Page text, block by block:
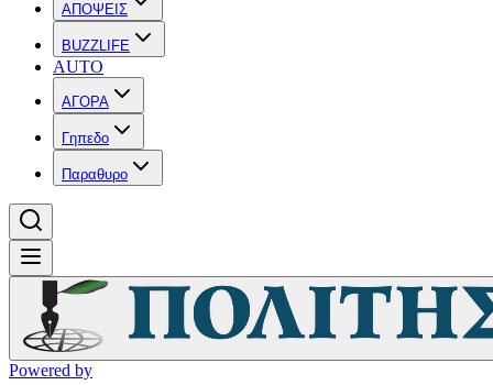
ΑΠΟΨΕΙΣ
BUZZLIFE
AUTO
ΑΓΟΡΑ
Γηπεδο
Παραθυρο
Powered by